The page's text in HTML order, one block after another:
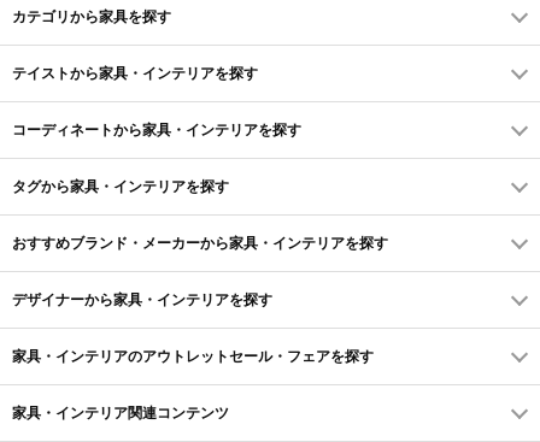
カテゴリから家具を探す
テイストから家具・インテリアを探す
コーディネートから家具・インテリアを探す
タグから家具・インテリアを探す
おすすめブランド・メーカーから家具・インテリアを探す
デザイナーから家具・インテリアを探す
家具・インテリアのアウトレットセール・フェアを探す
家具・インテリア関連コンテンツ